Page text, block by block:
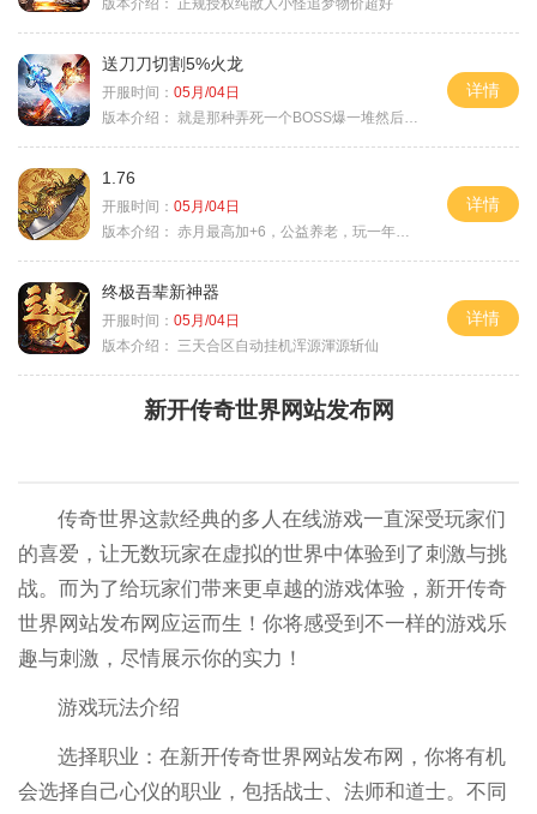
版本介绍：
正规授权纯散人小怪追梦物价超好
送刀刀切割5%火龙
开服时间： 05月/04日
版本介绍： 就是那种弄死一个BOSS爆一堆然后就起飞
详情
1.76
开服时间： 05月/04日
版本介绍： 赤月最高加+6，公益养老，玩一年不腻，屠龙
详情
终极吾辈新神器
开服时间： 05月/04日
版本介绍：
三天合区自动挂机浑源渾源斩仙
详情
新开传奇世界网站发布网
传奇世界这款经典的多人在线游戏一直深受玩家们
的喜爱，让无数玩家在虚拟的世界中体验到了刺激与挑
战。而为了给玩家们带来更卓越的游戏体验，新开传奇
世界网站发布网应运而生！你将感受到不一样的游戏乐
趣与刺激，尽情展示你的实力！
游戏玩法介绍
选择职业：在新开传奇世界网站发布网，你将有机
会选择自己心仪的职业，包括战士、法师和道士。不同